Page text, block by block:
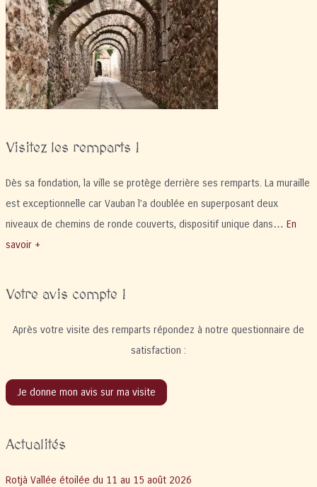
Visitez les remparts !
Dès sa fondation, la ville se protège derrière ses remparts. La muraille
est exceptionnelle car Vauban l’a doublée en superposant deux
niveaux de chemins de ronde couverts, dispositif unique dans… En
savoir +
Votre avis compte !
Après votre visite des remparts répondez à notre questionnaire de
satisfaction :
Je donne mon avis sur ma visite
Actualités
Rotjà Vallée étoilée du 11 au 15 août 2026
Remparts
Jeudi
26
février
et
Jeudi
5
2026
15h